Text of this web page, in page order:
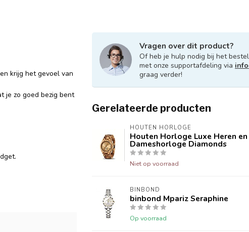
krijg het gevoel van
je zo goed bezig bent
Vragen over dit product?
Of heb je hulp nodig bij het
met onze supportafdeling via
graag verder!
Gerelateerde producten
HOUTEN HORLOGE
Houten Horloge Luxe Heren en
Dameshorloge Diamonds
Niet op voorraad
BINBOND
binbond Mpariz Seraphine
Op voorraad